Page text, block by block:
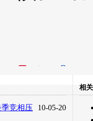
转发至：
10-05-20
竞相压
相